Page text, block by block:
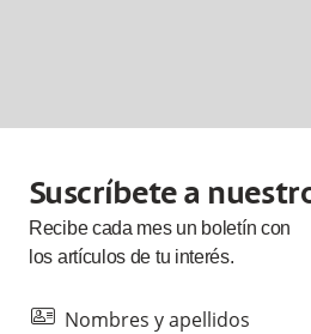
Suscríbete a
Recibe cada mesun boletín con
los artículos de tu interés.
id Nombres y apellidos